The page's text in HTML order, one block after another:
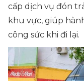
cấp dịch vụ đón
khu vực, giúp
công sức khi đi lại.